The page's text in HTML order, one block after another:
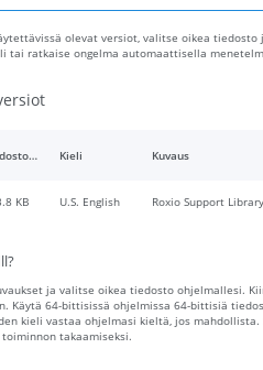
olevat versiot, valitse oikea tiedosto
tai ratkaise ongelma automaattisella
Tiedoston koko Kieli Kuvaus
KB U.S. English Roxio Support Library
ja valitse oikea tiedosto ohjelmallesi.
Käytä 64-bittisissä ohjelmissa 64-bittisiä
kieli vastaa ohjelmasi kieltä, jos
takaamiseksi.